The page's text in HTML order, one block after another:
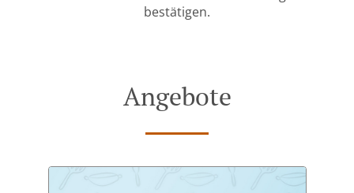
bestätigen.
Angebote